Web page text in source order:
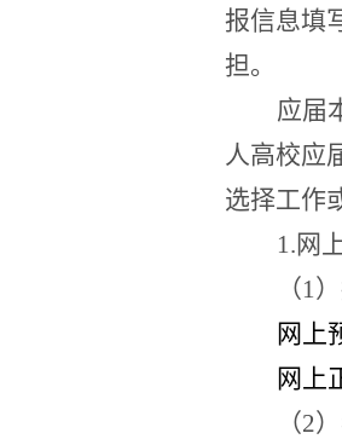
报信息填
担。
应届
人高校应
选择工作
1.网
（1
网上
网上
（2